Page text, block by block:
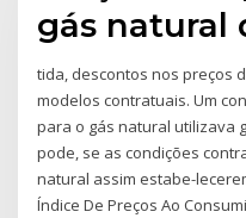
gás natural
tida, descontos nos preços
modelos contratuais. Um
para o gás natural utilizava
pode, se as condições
natural assim estabe-
Índice De Preços Ao